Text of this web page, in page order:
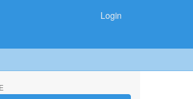
Login